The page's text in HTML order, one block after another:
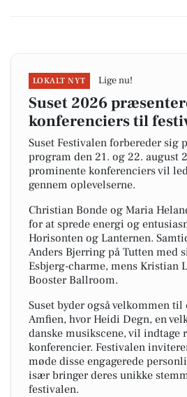
LOKALT NYT Lige nu!
Suset 2026
konferenciers til
Suset Festivalen forbereder sig
program den 21. og 22. august
prominente konferenciers vil
gennem oplevelserne.
Christian Bonde og Maria
for at sprede energi og
Horisonten og Lanternen.
Anders Bjerring på Tutten med
Esbjerg-charme, mens Kristian
Booster Ballroom.
Suset byder også velkommen til
Amfien, hvor Heidi Degn, en
danske musikscene, vil indtage
konferencier. Festivalen
møde disse engagerede
især bringer deres unikke
festivalen.